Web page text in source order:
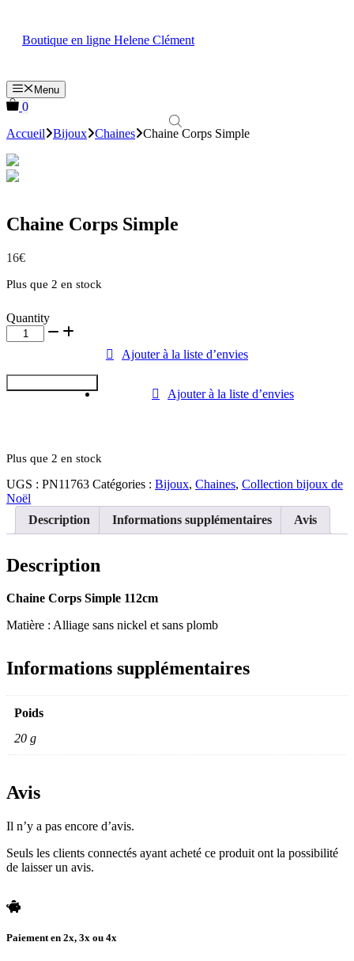
contenu
Boutique en ligne Helene Clément
Menu
0
Accueil
Bijoux Chaines Chaine Corps Simple
Chaine Corps Simple
16€
Plus que 2 en stock
Quantity
quantité
de
Corps
Simple
Ajouter à la liste d’envies
Ajouter à la liste d’envies
Plus que 2 en stock
UGS : PN11763 Catégories : Bijoux, Chaines, Collection bijoux de
Noël
Description
Informations supplémentaires Avis
Description
Chaine Corps Simple 112cm
Matière : Alliage sans nickel et sans plomb
Informations supplémentaires
Poids
20 g
Avis
Il n’y a pas encore d’avis.
Seuls les clients connectés ayant acheté ce produit ont la possibilité
de laisser un avis.
Paiement en 2x, 3x ou 4x